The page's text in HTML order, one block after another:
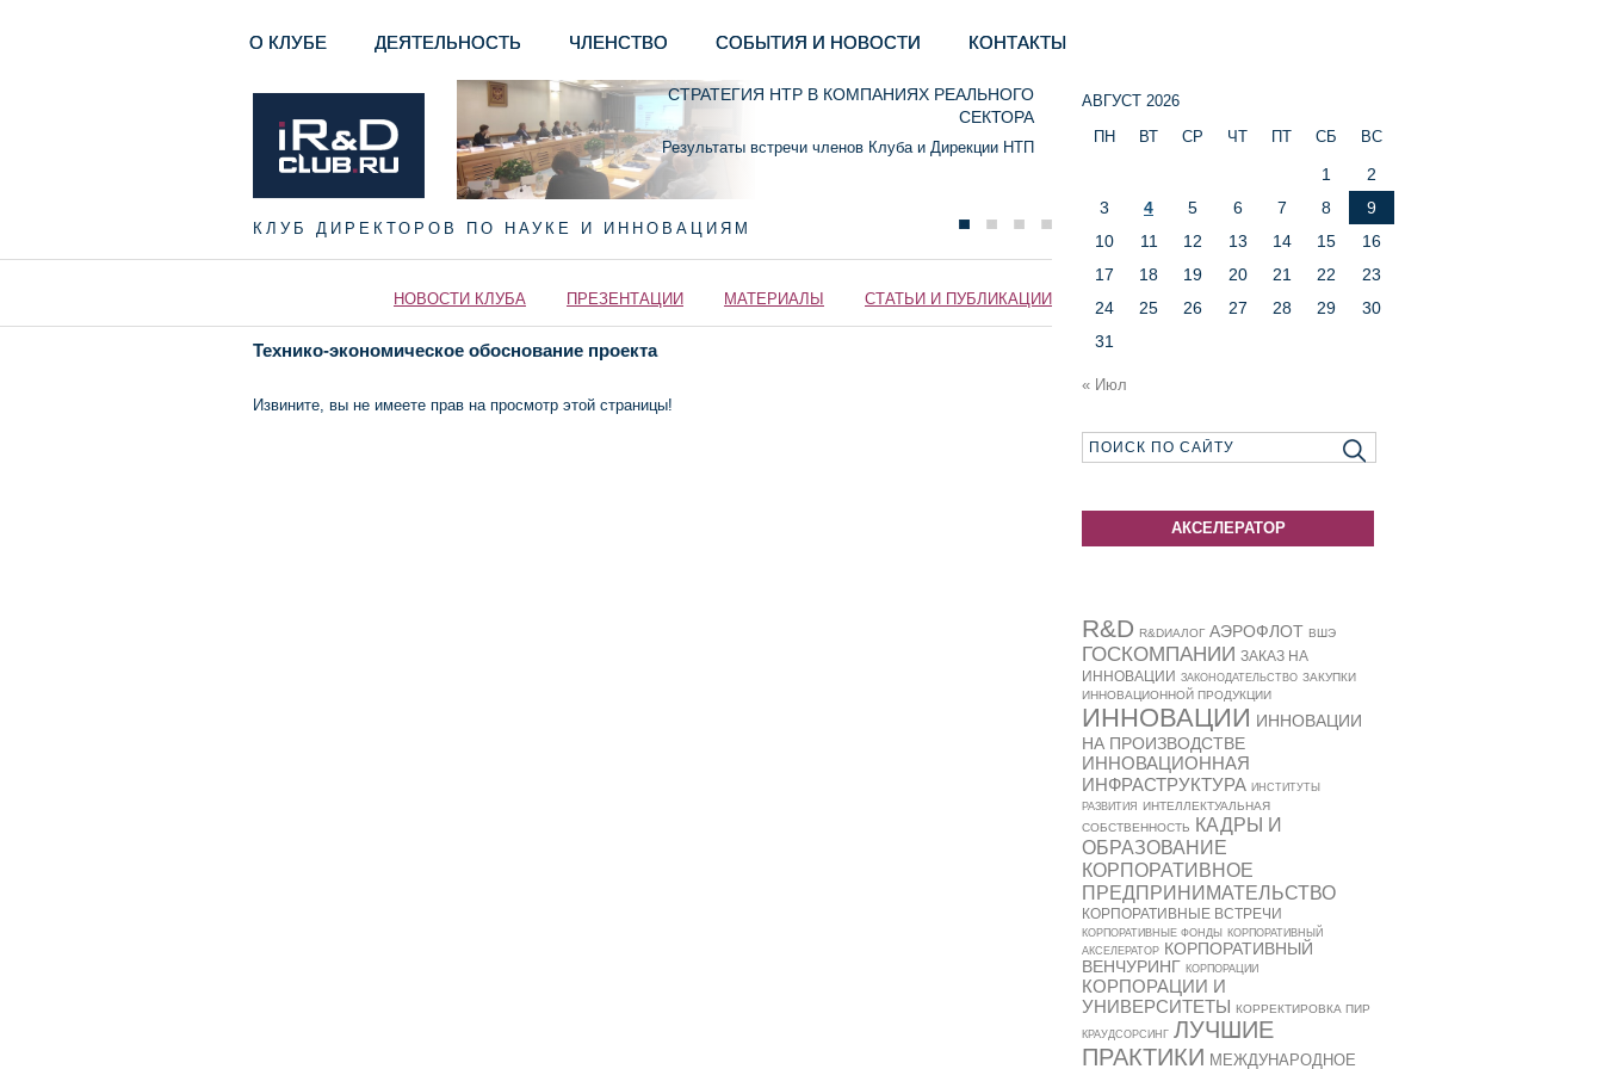
О КЛУБЕ ДЕЯТЕЛЬНОСТЬ ЧЛЕНСТВО СОБЫТИЯ И НОВОСТИ КОНТАКТЫ
СТРАТЕГИЯ НТР В КОМПАНИЯХ РЕАЛЬНОГО
СЕКТОРА
Результаты встречи членов Клуба и Дирекции НТП
КЛУБ ДИРЕКТОРОВ ПО НАУКЕ И ИННОВАЦИЯМ
НОВОСТИ КЛУБА ПРЕЗЕНТАЦИИ МАТЕРИАЛЫ СТАТЬИ И ПУБЛИКАЦИИ
Технико-экономическое обоснование проекта
Извините, вы не имеете прав на просмотр этой страницы!
АВГУСТ 2026
ПН
ВТ СР ЧТ ПТ СБ ВС
1
2
3
4 5 6 7 8
9
10
11 12 13 14 15
16
17
18 19 20 21 22
23
24
25 26 27 28 29
30
31
« Июл
АКСЕЛЕРАТОР
R&D R&DИАЛОГ АЭРОФЛОТ ВШЭ
ГОСКОМПАНИИ ЗАКАЗ НА
ИННОВАЦИИ ЗАКОНОДАТЕЛЬСТВО ЗАКУПКИ
ИННОВАЦИОННОЙ ПРОДУКЦИИ
ИННОВАЦИИ ИННОВАЦИИ
НА ПРОИЗВОДСТВЕ
ИННОВАЦИОННАЯ
ИНФРАСТРУКТУРА ИНСТИТУТЫ
РАЗВИТИЯ
ИНТЕЛЛЕКТУАЛЬНАЯ
СОБСТВЕННОСТЬ КАДРЫ И
ОБРАЗОВАНИЕ
КОРПОРАТИВНОЕ
ПРЕДПРИНИМАТЕЛЬСТВО
КОРПОРАТИВНЫЕ ВСТРЕЧИ
КОРПОРАТИВНЫЕ ФОНДЫ
КОРПОРАТИВНЫЙ
АКСЕЛЕРАТОР КОРПОРАТИВНЫЙ
ВЕНЧУРИНГ КОРПОРАЦИИ
КОРПОРАЦИИ И
УНИВЕРСИТЕТЫ КОРРЕКТИРОВКА ПИР
КРАУДСОРСИНГ ЛУЧШИЕ
ПРАКТИКИ МЕЖДУНАРОДНОЕ